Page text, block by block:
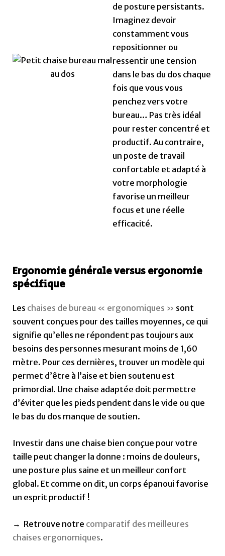
de posture persistants.
Imaginez devoir
constamment vous
repositionner ou
ressentir une tension
dans le bas du dos chaque
fois que vous vous
penchez vers votre
bureau… Pas très idéal
pour rester concentré et
productif. Au contraire,
un poste de travail
confortable et adapté à
votre morphologie
favorise un meilleur
focus et une réelle
efficacité.
Ergonomie générale versus ergonomie
spécifique
Les chaises de bureau « ergonomiques » sont
souvent conçues pour des tailles moyennes, ce qui
signifie qu’elles ne répondent pas toujours aux
besoins des personnes mesurant moins de 1,60
mètre. Pour ces dernières, trouver un modèle qui
permet d’être à l’aise et bien soutenu est
primordial. Une chaise adaptée doit permettre
d’éviter que les pieds pendent dans le vide ou que
le bas du dos manque de soutien.
Investir dans une chaise bien conçue pour votre
taille peut changer la donne : moins de douleurs,
une posture plus saine et un meilleur confort
global. Et comme on dit, un corps épanoui favorise
un esprit productif !
→ Retrouve notre comparatif des meilleures
chaises ergonomiques.